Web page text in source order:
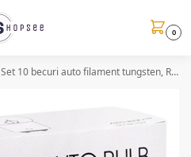
0
Set 10 becuri auto filament tungsten, R5W/BA15d, 12V, 5W